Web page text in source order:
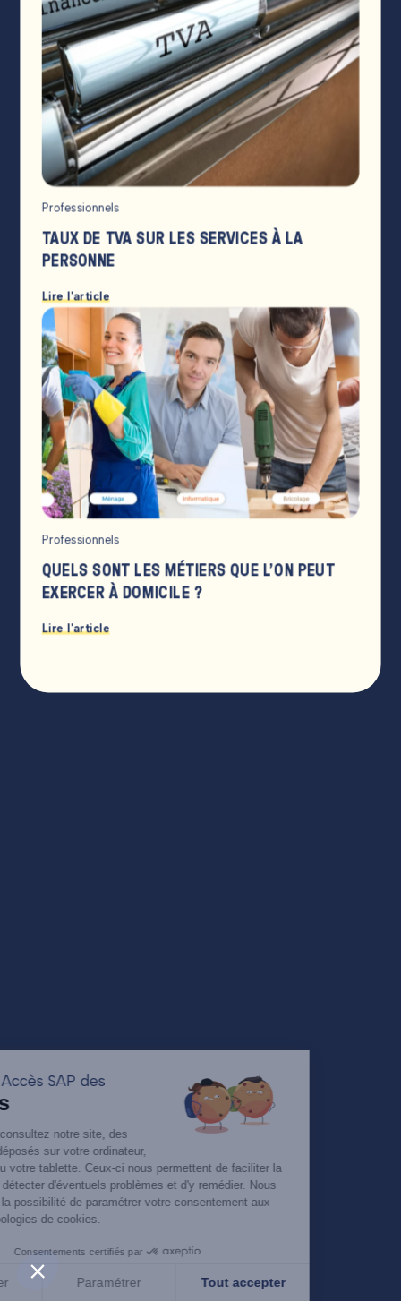
Professionnels
TAUX DE TVA SUR LES SERVICES À LA
PERSONNE
Lire l'article
Professionnels
QUELS SONT LES MÉTIERS QUE L’ON PEUT
EXERCER À DOMICILE ?
Lire l'article
Utilisation Accès SAP des
Lorsque vous consultez notre site, des
cookies sont déposés sur votre ordinateur,
votre mobile ou votre tablette. Ceux-ci nous permettent de faciliter la
navigation, de détecter d'éventuels problèmes et d'y remédier. Nous
vous laissons la possibilité de paramétrer votre consentement aux
différentes typologies de cookies.
Consentements certifiés par
Tout refuser Paramétrer